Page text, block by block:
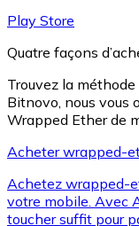
XRP
XRP
Play Store
Quatre façons
Trouvez la
Bitnovo, nous vous
Wrapped Ether de
Acheter wrapped-
Achetez wrapped-
votre mobile. Avec
toucher suffit pour